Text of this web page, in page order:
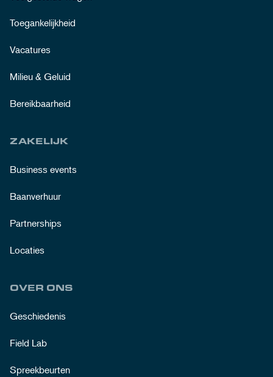
Toegankelijkheid
Vacatures
Milieu & Geluid
Bereikbaarheid
ZAKELIJK
Business events
Baanverhuur
Partnerships
Locaties
OVER ONS
Geschiedenis
Field Lab
Spreekbeurten